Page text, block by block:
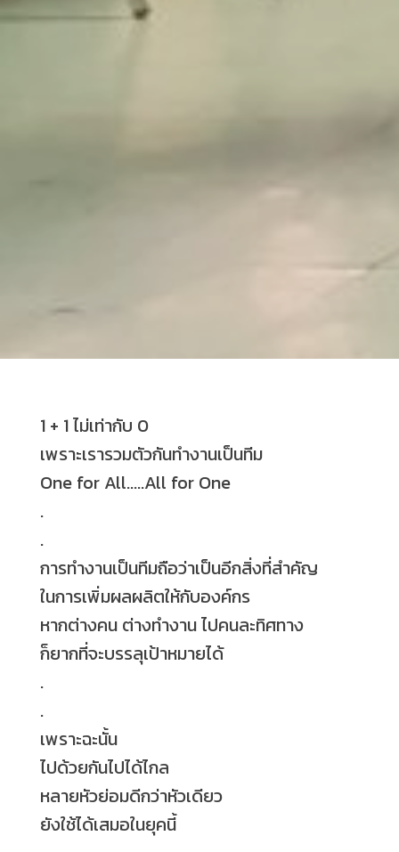
1 + 1 ไม่เท่ากับ 0
เพราะเรารวมตัวกันทำงานเป็นทีม
One for All.....All for One
.
.
การทำงานเป็นทีมถือว่าเป็นอีกสิ่งที่สำคัญ
ในการเพิ่มผลผลิตให้กับองค์กร
หากต่างคน ต่างทำงาน ไปคนละทิศทาง
ก็ยากที่จะบรรลุเป้าหมายได้
.
.
เพราะฉะนั้น
ไปด้วยกันไปได้ไกล
หลายหัวย่อมดีกว่าหัวเดียว
ยังใช้ได้เสมอในยุคนี้